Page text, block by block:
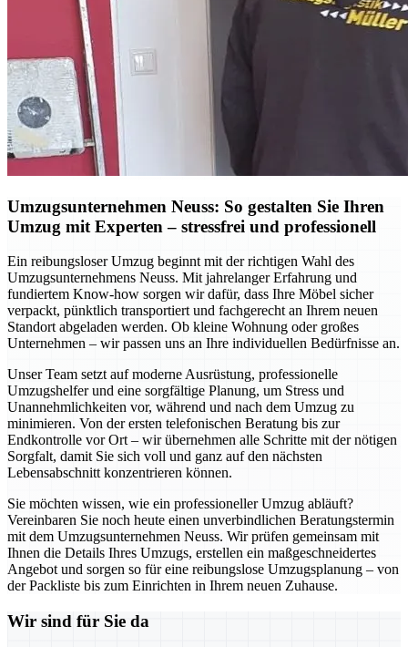
Umzugsunternehmen Neuss: So gestalten Sie Ihren
Umzug mit Experten – stressfrei und professionell
Ein reibungsloser Umzug beginnt mit der richtigen Wahl des
Umzugsunternehmens Neuss. Mit jahrelanger Erfahrung und
fundiertem Know-how sorgen wir dafür, dass Ihre Möbel sicher
verpackt, pünktlich transportiert und fachgerecht an Ihrem neuen
Standort abgeladen werden. Ob kleine Wohnung oder großes
Unternehmen – wir passen uns an Ihre individuellen Bedürfnisse an.
Unser Team setzt auf moderne Ausrüstung, professionelle
Umzugshelfer und eine sorgfältige Planung, um Stress und
Unannehmlichkeiten vor, während und nach dem Umzug zu
minimieren. Von der ersten telefonischen Beratung bis zur
Endkontrolle vor Ort – wir übernehmen alle Schritte mit der nötigen
Sorgfalt, damit Sie sich voll und ganz auf den nächsten
Lebensabschnitt konzentrieren können.
Sie möchten wissen, wie ein professioneller Umzug abläuft?
Vereinbaren Sie noch heute einen unverbindlichen Beratungstermin
mit dem Umzugsunternehmen Neuss. Wir prüfen gemeinsam mit
Ihnen die Details Ihres Umzugs, erstellen ein maßgeschneidertes
Angebot und sorgen so für eine reibungslose Umzugsplanung – von
der Packliste bis zum Einrichten in Ihrem neuen Zuhause.
Wir sind für Sie da